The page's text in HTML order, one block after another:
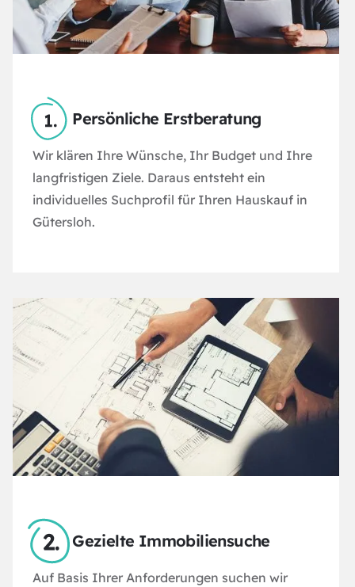
Persönliche Erstberatung
Wir klären Ihre Wünsche, Ihr Budget und Ihre
langfristigen Ziele. Daraus entsteht ein
individuelles Suchprofil für Ihren Hauskauf in
Gütersloh.
Gezielte Immobiliensuche
Auf Basis Ihrer Anforderungen suchen wir